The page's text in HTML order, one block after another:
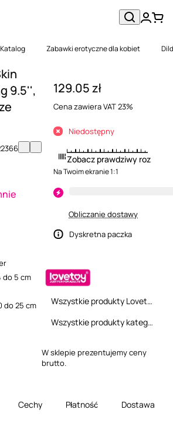
Katalog Zabawki erotyczne dla kobiet
9.5'',
do 5 cm
do 25 cm
129.05 zł
Cena zawiera VAT 23%
Niedostępny
Zobacz prawdziwy rozmiar
Na Twoim ekranie 1:1
Obliczanie dostawy
Dyskretna paczka
Wszystkie produkty Lovetoy
Wszystkie produkty kategorii
W sklepie prezentujemy ceny
brutto.
Cechy Płatność Dostawa